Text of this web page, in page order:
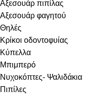
Αξεσουάρ πιπίλας
Αξεσουάρ φαγητού
Θηλές
Κρίκοι οδοντοφυίας
Κύπελλα
Μπιμπερό
Νυχοκόπτες- Ψαλιδάκια
Πιπίλες